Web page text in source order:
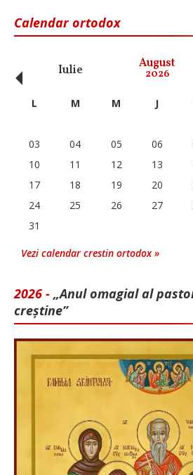
Calendar ortodox
Iulie August
2026
‹ L M M J
03
04 05 06
10
11 12 13
17
18 19 20
24
25 26 27
31
Vezi calendar crestin ortodox »
2026 - „Anul omagial al
creștine”